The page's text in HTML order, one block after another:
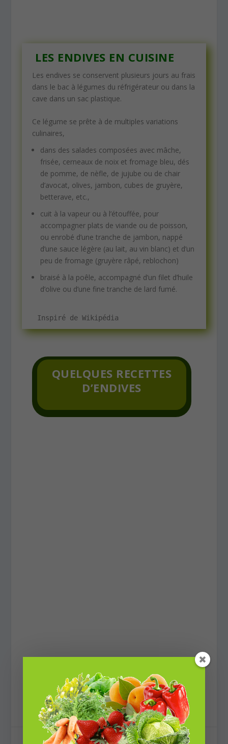
LES ENDIVES EN CUISINE
Les endives se conservent plusieurs jours au frais
dans le bac à légumes du réfrigérateur ou dans la
cave dans un sac plastique.
Ce légume se prête à de multiples variations
culinaires,
dans des salades composées avec mâche,
frisée, cerneaux de noix et fromage bleu, dés
de pomme, de nèfle, de jujube ou de chair
d’avocat, olives, jambon, cubes de gruyère,
betterave, etc.,
cuit à la vapeur ou à l’étouffée, pour
accompagner plats de viande ou de poisson,
ou enrobé d’une tranche de jambon, nappé
d’une sauce légère (au lait, au vin blanc) et d’un
peu de fromage (gruyère râpé, reblochon)
braisé à la poêle, accompagné d’un filet d’huile
d’olive ou d’une fine tranche de lard fumé.
Inspiré de Wikipédia
QUELQUES RECETTES
D’ENDIVES
[st_tag_cloud]
PARTAGER: